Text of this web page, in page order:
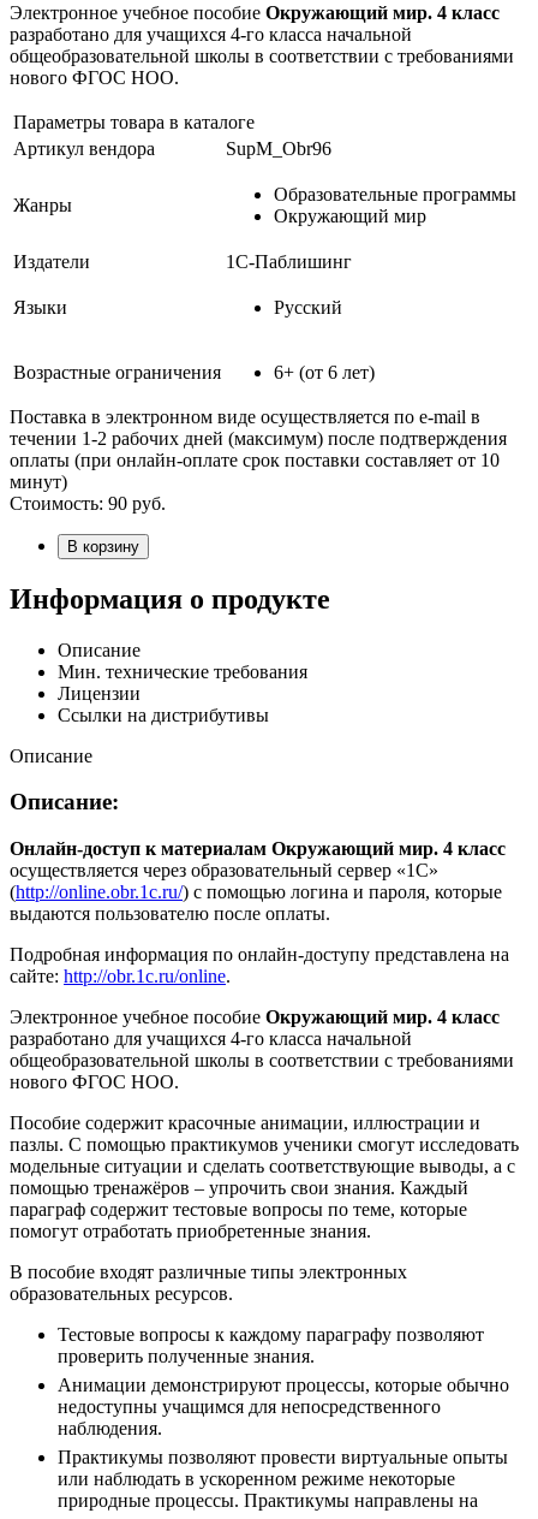
Электронное учебное пособие Окружающий мир. 4 класс
разработано для учащихся 4-го класса начальной
общеобразовательной школы в соответствии с требованиями
нового ФГОС НОО.
Параметры товара в каталоге
Артикул вендора
SupM_Obr96
Жанры
Образовательные программы
Окружающий мир
Издатели 1С-Паблишинг
Языки Русский
Возрастные ограничения 6+ (от 6 лет)
Поставка в электронном виде осуществляется по e-mail в
течении 1-2 рабочих дней (максимум) после подтверждения
оплаты (при онлайн-оплате срок поставки составляет от 10
минут)
Стоимость: 90 руб.
В корзину
Информация о продукте
Описание
Мин. технические требования
Лицензии
Ссылки на дистрибутивы
Описание
Описание:
Онлайн-доступ к материалам Окружающий мир. 4 класс
осуществляется через образовательный сервер «1С»
(http://online.obr.1c.ru/) с помощью логина и пароля, которые
выдаются пользователю после оплаты.
Подробная информация по онлайн-доступу представлена на
сайте: http://obr.1c.ru/online.
Электронное учебное пособие Окружающий мир. 4 класс
разработано для учащихся 4-го класса начальной
общеобразовательной школы в соответствии с требованиями
нового ФГОС НОО.
Пособие содержит красочные анимации, иллюстрации и
пазлы. С помощью практикумов ученики смогут исследовать
модельные ситуации и сделать соответствующие выводы, а с
помощью тренажёров – упрочить свои знания. Каждый
параграф содержит тестовые вопросы по теме, которые
помогут отработать приобретенные знания.
В пособие входят различные типы электронных
образовательных ресурсов.
Тестовые вопросы к каждому параграфу позволяют
проверить полученные знания.
Анимации демонстрируют процессы, которые обычно
недоступны учащимся для непосредственного
наблюдения.
Практикумы позволяют провести виртуальные опыты
или наблюдать в ускоренном режиме некоторые
природные процессы. Практикумы направлены на